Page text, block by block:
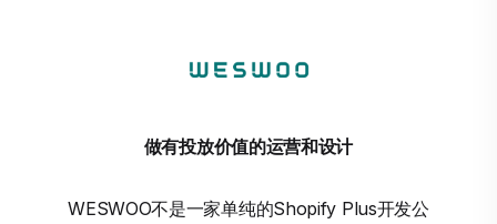
做有投放价值的运营和设计
WESWOO不是一家单纯的Shopify Plus开发公